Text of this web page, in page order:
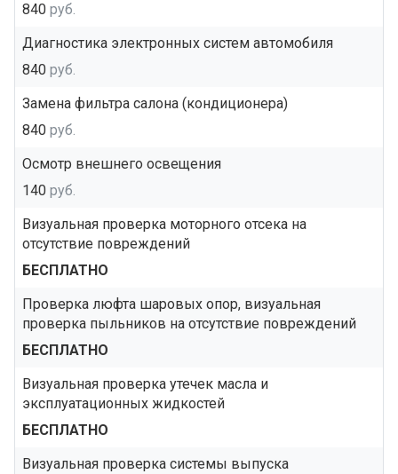
840 руб.
Диагностика электронных систем автомобиля
840 руб.
Замена фильтра салона (кондиционера)
840 руб.
Осмотр внешнего освещения
140 руб.
Визуальная проверка моторного отсека на
отсутствие повреждений
БЕСПЛАТНО
Проверка люфта шаровых опор, визуальная
проверка пыльников на отсутствие повреждений
БЕСПЛАТНО
Визуальная проверка утечек масла и
эксплуатационных жидкостей
БЕСПЛАТНО
Визуальная проверка системы выпуска